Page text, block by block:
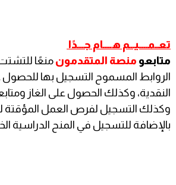
تعــمـــــيـــم هـــــام جــــدًا
متابعو منصة المتقدمون منعًا
الروابط المسموح التسجيل بها
النقدية، وكذلك الحصول على الغاز
وكذلك التسجيل لفرص العمل المؤقتة
بالإضافة للتسجيل في المنح الدراسية